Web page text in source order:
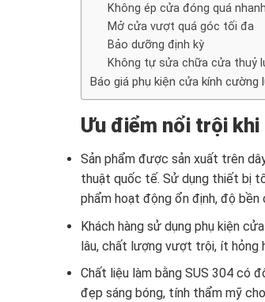
Không ép cửa đóng quá
Mở cửa vượt quá góc tối đa
Bảo dưỡng định kỳ
Không tự sửa chữa cửa thuỷ
Báo giá phụ kiện cửa kính cường
Ưu điểm nổi trội khi
Sản phẩm được sản xuất trên
thuật quốc tế. Sử dụng thiết bị
phẩm hoạt động ổn định, độ bền
Khách hàng sử dụng phụ kiện
lâu, chất lượng vượt trội, ít hỏng
Chất liệu làm bằng SUS 304 có
đẹp sáng bóng, tính thẩm mỹ